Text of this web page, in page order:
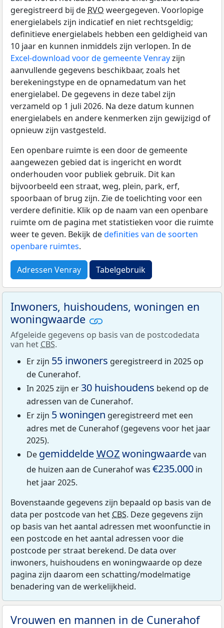
geregistreerd bij de RVO weergegeven. Voorlopige
energielabels zijn indicatief en niet rechtsgeldig;
definitieve energielabels hebben een geldigheid van
10 jaar en kunnen inmiddels zijn verlopen. In de
Excel-download voor de gemeente Venrayzijn
aanvullende gegevens beschikbaar, zoals het
berekeningstype en de opnamedatum van het
energielabel. De gegevens in deze tabel zijn
verzameld op 1 juli 2026. Na deze datum kunnen
energielabels en andere kenmerken zijn gewijzigd of
opnieuw zijn vastgesteld.
Een openbare ruimte is een door de gemeente
aangewezen gebied dat is ingericht en wordt
onderhouden voor publiek gebruik. Dit kan
bijvoorbeeld een straat, weg, plein, park, erf,
spoorbaan of brug zijn. Zie de toelichting voor een
verdere definitie. Klik op de naam van een openbare
ruimte om de pagina met statistieken voor die ruimte
weer te geven. Bekijk dedefinities van de soorten
openbare ruimtes.
Adressen Venray Tabelgebruik
Inwoners, huishoudens, woningen en
woningwaarde
Afgeleide gegevens op basis van de postcodedata
van het CBS.
Er zijn 55 inwoners geregistreerd in 2025 op
de Cunerahof.
In 2025 zijn er 30 huishoudens bekend op de
adressen van de Cunerahof.
Er zijn 5 woningen geregistreerd met een
adres met de Cunerahof (gegevens voor het jaar
2025).
De gemiddeldeWOZwoningwaardevan
de huizen aan de Cunerahof was €235.000 in
het jaar 2025.
Bovenstaande gegevens zijn bepaald op basis van de
data per postcode van het CBS. Deze gegevens zijn
op basis van het aantal adressen met woonfunctie in
een postcode en het aantal adressen voor die
postcode per straat berekend. De data over
inwoners, huishoudens en woningwaarde op deze
pagina zijn daarom een schatting/modelmatige
benadering van de werkelijkheid.
Vrouwen en mannen in de Cunerahof